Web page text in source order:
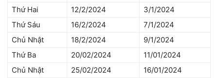
Thứ Hai
12/2/2024
3/1/2024
Thứ Sáu
16/2/2024
7/1/2024
Chủ Nhật
18/2/2024
9/1/2024
Thứ Ba
20/02/2024
11/01/2024
Chủ Nhật
25/02/2024
16/01/2024